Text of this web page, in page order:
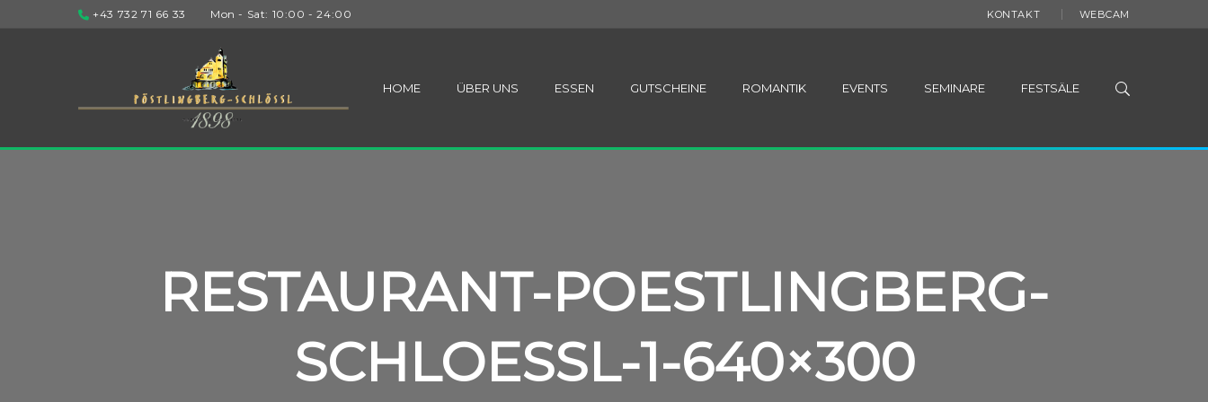
+43 732 71 66 33 Mon - Sat: 10:00 - 24:00 KONTAKT WEBCAM
HOME ÜBER UNS ESSEN GUTSCHEINE ROMANTIK EVENTS SEMINARE FESTSÄLE
RESTAURANT-POESTLINGBERG-
SCHLOESSL-1-640×300